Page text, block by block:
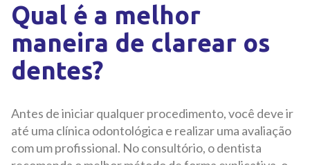
Qual é a melhor
maneira de clarear os
dentes?
Antes de iniciar qualquer procedimento, você deve ir
até uma clínica odontológica e realizar uma avaliação
com um profissional. No consultório, o dentista